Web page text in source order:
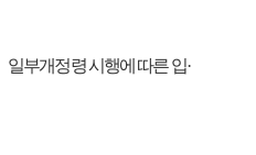
일부개정령 시행에 따른 입·